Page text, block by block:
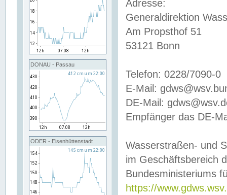
DONAU - Passau
ODER - Eisenhüttenstadt
Adresse:
Generaldirektion
Am Propsthof 51
53121 Bonn
Telefon: 0228/7090-0
E-Mail:
DE-Mail:
Empfänger das DE-
Wasserstraßen- und
im Geschäftsbereich
Bundesministeriums
https://